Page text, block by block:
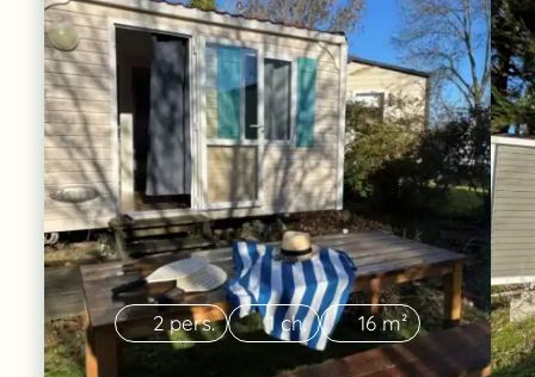
2 pers. 1 ch. 16 m²